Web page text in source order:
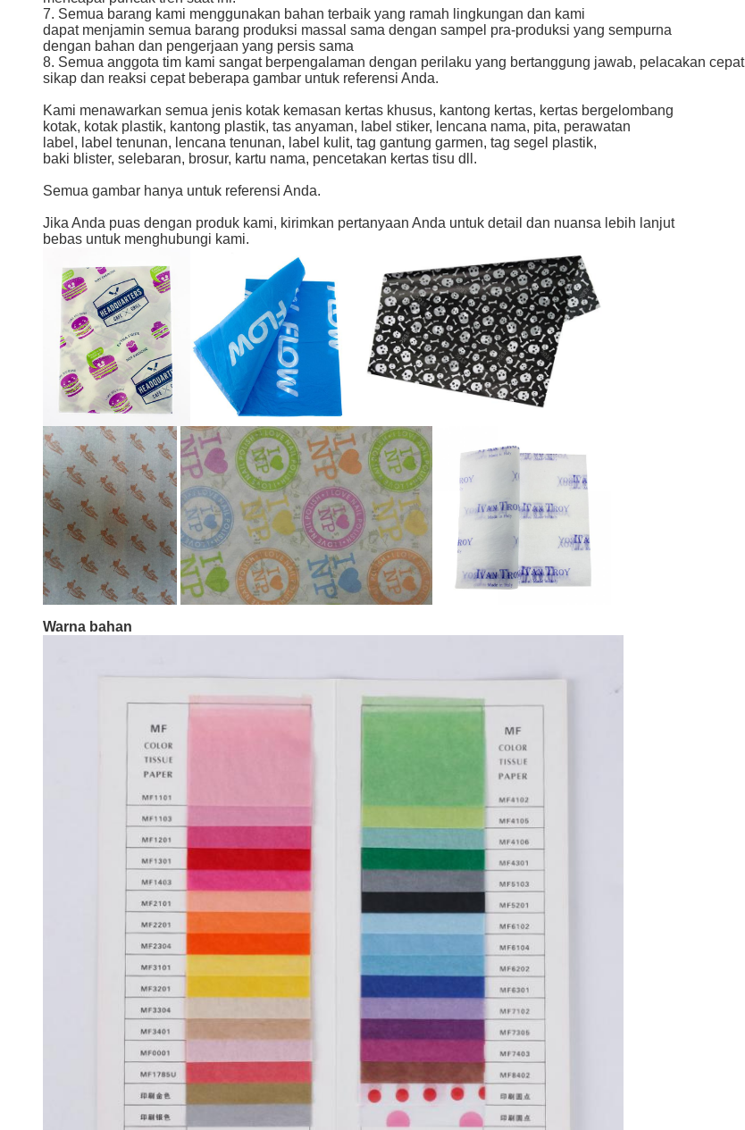
7. Semua barang kami menggunakan bahan terbaik yang ramah lingkungan dan kami
dapat menjamin semua barang produksi massal sama dengan sampel pra-produksi yang sempurna
dengan bahan dan pengerjaan yang persis sama
8. Semua anggota tim kami sangat berpengalaman dengan perilaku yang bertanggung jawab, pelacakan cepat
sikap dan reaksi cepat beberapa gambar untuk referensi Anda.
Kami menawarkan semua jenis kotak kemasan kertas khusus, kantong kertas, kertas bergelombang
kotak, kotak plastik, kantong plastik, tas anyaman, label stiker, lencana nama, pita, perawatan
label, label tenunan, lencana tenunan, label kulit, tag gantung garmen, tag segel plastik,
baki blister, selebaran, brosur, kartu nama, pencetakan kertas tisu dll.
Semua gambar hanya untuk referensi Anda.
Jika Anda puas dengan produk kami, kirimkan pertanyaan Anda untuk detail dan nuansa lebih lanjut
bebas untuk menghubungi kami.
Warna bahan